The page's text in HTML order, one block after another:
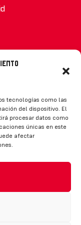
tecnologías como las
del dispositivo. El
procesar datos como
únicas en este
afectar